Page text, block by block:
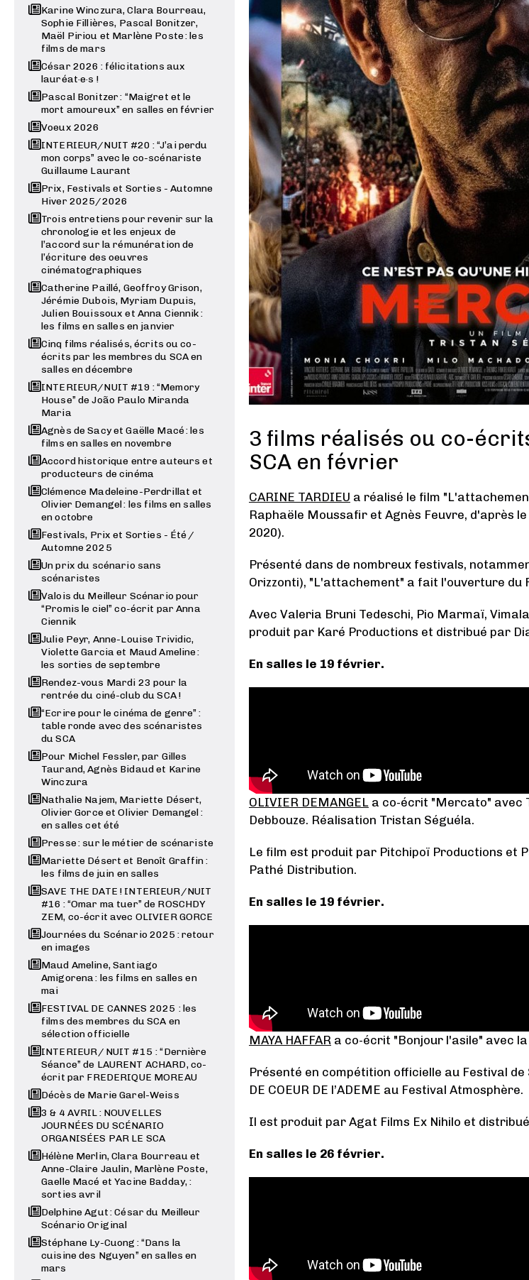
Karine Winczura, Clara Bourreau,
Sophie Fillières, Pascal Bonitzer,
Maël Piriou et Marlène Poste : les
films de mars
César 2026 : félicitations aux
lauréat·e·s !
Pascal Bonitzer : “Maigret et le
mort amoureux” en salles en février
Voeux 2026
INTERIEUR/NUIT #20 : “J’ai perdu
mon corps” avec le co-scénariste
Guillaume Laurant
Prix, Festivals et Sorties - Automne
Hiver 2025/2026
Trois entretiens pour revenir sur la
chronologie et les enjeux de
l’accord sur la rémunération de
l’écriture des oeuvres
cinématographiques
Catherine Paillé, Geoffroy Grison,
Jérémie Dubois, Myriam Dupuis,
Julien Bouissoux et Anna Ciennik :
les films en salles en janvier
Cinq films réalisés, écrits ou co-
écrits par les membres du SCA en
salles en décembre
INTERIEUR/NUIT #19 : “Memory
House” de João Paulo Miranda
Maria
Agnès de Sacy et Gaëlle Macé : les
films en salles en novembre
Accord historique entre auteurs et
producteurs de cinéma
Clémence Madeleine-Perdrillat et
Olivier Demangel : les films en salles
en octobre
Festivals, Prix et Sorties - Été /
Automne 2025
Un prix du scénario sans
scénaristes
Valois du Meilleur Scénario pour
“Promis le ciel” co-écrit par Anna
Ciennik
Julie Peyr, Anne-Louise Trividic,
Violette Garcia et Maud Ameline :
les sorties de septembre
Rendez-vous Mardi 23 pour la
rentrée du ciné-club du SCA !
“Ecrire pour le cinéma de genre” :
table ronde avec des scénaristes
du SCA
Pour Michel Fessler, par Gilles
Taurand, Agnès Bidaud et Karine
Winczura
Nathalie Najem, Mariette Désert,
Olivier Gorce et Olivier Demangel :
en salles cet été
Presse : sur le métier de scénariste
Mariette Désert et Benoît Graffin :
les films de juin en salles
SAVE THE DATE ! INTERIEUR/NUIT
#16 : “Omar ma tuer” de ROSCHDY
ZEM, co-écrit avec OLIVIER GORCE
Journées du Scénario 2025 : retour
en images
Maud Ameline, Santiago
Amigorena : les films en salles en
mai
FESTIVAL DE CANNES 2025 : les
films des membres du SCA en
sélection officielle
INTERIEUR / NUIT #15 : “Dernière
Séance” de LAURENT ACHARD, co-
écrit par FREDERIQUE MOREAU
Décès de Marie Garel-Weiss
3 & 4 AVRIL : NOUVELLES
JOURNÉES DU SCÉNARIO
ORGANISÉES PAR LE SCA
Hélène Merlin, Clara Bourreau et
Anne-Claire Jaulin, Marlène Poste,
Gaelle Macé et Yacine Badday, :
sorties avril
Delphine Agut : César du Meilleur
Scénario Original
Stéphane Ly-Cuong : “Dans la
cuisine des Nguyen” en salles en
mars
3 films réalisés ou co-
SCA en février
CARINE TARDIEU a réalisé le film
Raphaële Moussafir et Agnès Feuvre, d'après
2020).
Présenté dans de nombreux festivals,
Orizzonti), "L'attachement" a fait l'ouverture du
Avec Valeria Bruni Tedeschi, Pio Marmaï,
produit par Karé Productions et distribué par
En salles le 19 février.
OLIVIER DEMANGELa co-écrit "Mercato" avec
Debbouze. Réalisation Tristan Séguéla.
Le film est produit par Pitchipoï Productions et
Pathé Distribution.
En salles le 19 février.
MAYA HAFFARa co-écrit "Bonjour l'asile" avec
Présenté en compétition officielle au Festival
DE COEUR DE l’ADEME au Festival Atmosphère.
Il est produit par Agat Films Ex Nihilo et
En salles le 26 février.